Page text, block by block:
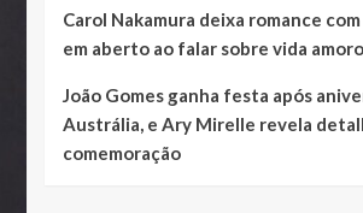
Carol Nakamura deixa romance
em aberto ao falar sobre vida
João Gomes ganha festa após
Austrália, e Ary Mirelle revela
comemoração